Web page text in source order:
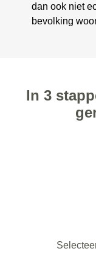
dan ook niet
bevolking
In 3